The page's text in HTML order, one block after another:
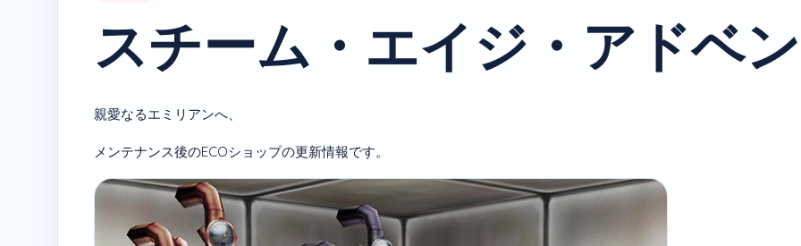
スチーム・エイジ・アドベ
親愛なるエミリアンへ、
メンテナンス後のECOショップの更新情報です。